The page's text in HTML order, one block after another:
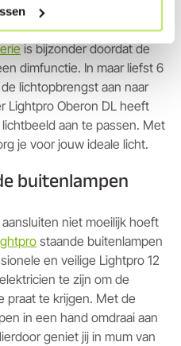
staande lampen wordt
De voor alle tuinen
is bijzonder doordat de
dimfunctie. In maar liefst 6
lichtopbrengst aan naar
Lightpro Oberon DL heeft
aan te passen. Met
je voor jouw ideale licht.
buitenlampen
niet moeilijk hoeft
staande buitenlampen
en veilige Lightpro 12
te zijn om de
praat te krijgen. Met de
in een hand omdraai aan
geniet jij in mum van